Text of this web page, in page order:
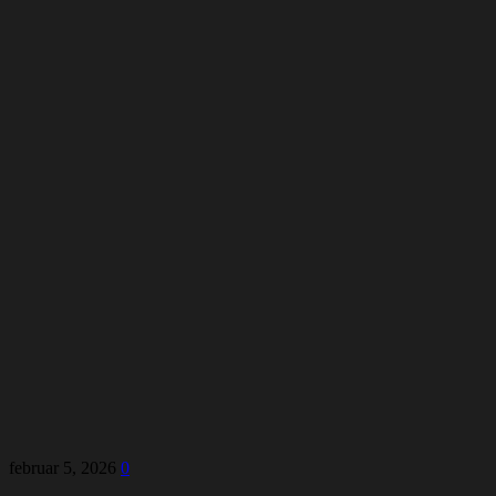
februar 5, 2026 0